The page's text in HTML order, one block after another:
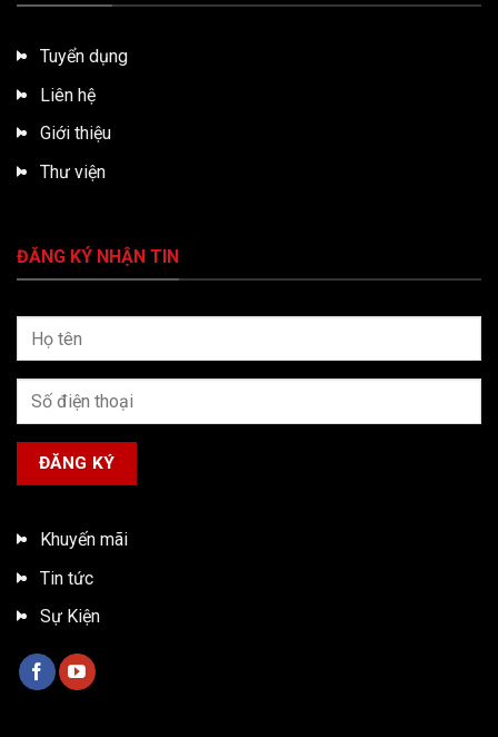
Tuyển dụng
Liên hệ
Giới thiệu
Thư viện
ĐĂNG KÝ NHẬN TIN
Khuyến mãi
Tin tức
Sự Kiện